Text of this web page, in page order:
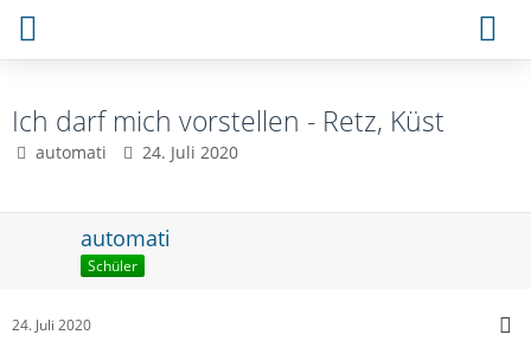
Ich darf mich vorstellen - Retz, Küst
automati 24. Juli 2020
automati
Schüler
24. Juli 2020